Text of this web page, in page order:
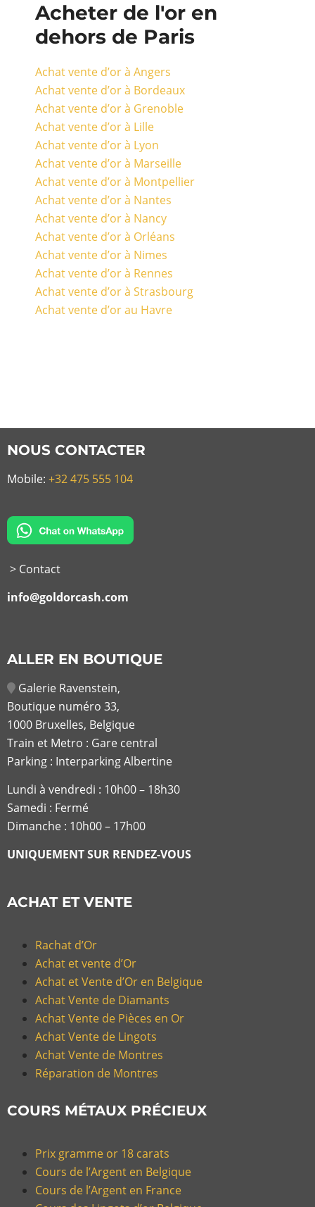
Acheter de l'or en
dehors de Paris
Achat vente d’or à Angers
Achat vente d’or à Bordeaux
Achat vente d’or à Grenoble
Achat vente d’or à Lille
Achat vente d’or à Lyon
Achat vente d’or à Marseille
Achat vente d’or à Montpellier
Achat vente d’or à Nantes
Achat vente d’or à Nancy
Achat vente d’or à Orléans
Achat vente d’or à Nimes
Achat vente d’or à Rennes
Achat vente d’or à Strasbourg
Achat vente d’or au Havre
NOUS CONTACTER
Mobile: +32 475 555 104
> Contact
info@goldorcash.com
ALLER EN BOUTIQUE
Galerie Ravenstein,
Boutique numéro 33,
1000 Bruxelles, Belgique
Train et Metro : Gare central
Parking : Interparking Albertine
Lundi à vendredi : 10h00 – 18h30
Samedi : Fermé
Dimanche : 10h00 – 17h00
UNIQUEMENT SUR RENDEZ-VOUS
ACHAT ET VENTE
Rachat d’Or
Achat et vente d’Or
Achat et Vente d’Or en Belgique
Achat Vente de Diamants
Achat Vente de Pièces en Or
Achat Vente de Lingots
Achat Vente de Montres
Réparation de Montres
COURS MÉTAUX PRÉCIEUX
Prix gramme or 18 carats
Cours de l’Argent en Belgique
Cours de l’Argent en France